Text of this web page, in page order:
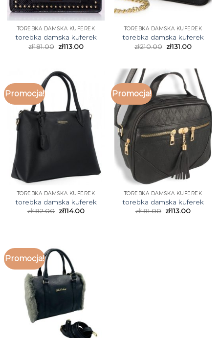
TOREBKA DAMSKA KUFEREK
torebka damska kuferek
zł181.00 zł113.00
TOREBKA DAMSKA KUFEREK
torebka damska kuferek
zł210.00 zł131.00
Promocja!
TOREBKA DAMSKA KUFEREK
torebka damska kuferek
zł182.00 zł114.00
Promocja!
TOREBKA DAMSKA KUFEREK
torebka damska kuferek
zł181.00 zł113.00
Promocja!